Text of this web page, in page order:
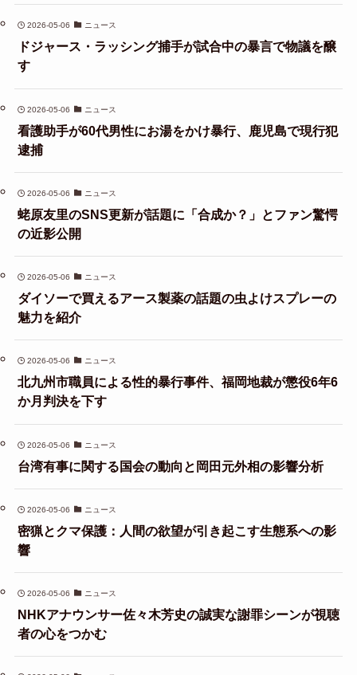
2026-05-06 ニュース
ドジャース・ラッシング捕手が試合中の暴言で物議を醸
す
2026-05-06 ニュース
看護助手が60代男性にお湯をかけ暴行、鹿児島で現行犯
逮捕
2026-05-06 ニュース
蛯原友里のSNS更新が話題に「合成か？」とファン驚愕
の近影公開
2026-05-06 ニュース
ダイソーで買えるアース製薬の話題の虫よけスプレーの
魅力を紹介
2026-05-06 ニュース
北九州市職員による性的暴行事件、福岡地裁が懲役6年6
か月判決を下す
2026-05-06 ニュース
台湾有事に関する国会の動向と岡田元外相の影響分析
2026-05-06 ニュース
密猟とクマ保護：人間の欲望が引き起こす生態系への影
響
2026-05-06 ニュース
NHKアナウンサー佐々木芳史の誠実な謝罪シーンが視聴
者の心をつかむ